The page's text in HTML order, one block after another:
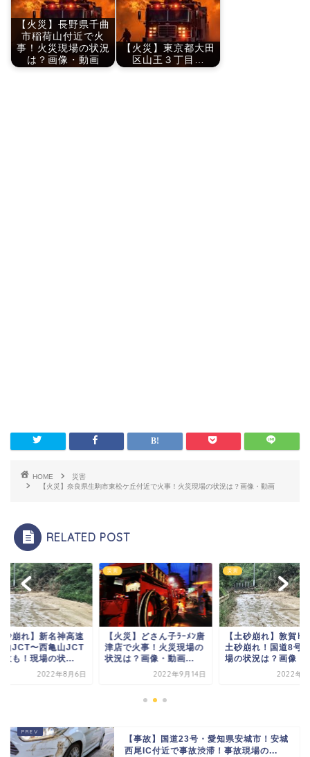
【火災】長野県千曲
市稲荷山付近で火
事！火災現場の状況
は？画像・動画
【火災】東京都大田
区山王３丁目…
HOME
災害
【火災】奈良県生駒市東松ケ丘付近で火事！火災現場の状況は？画像・動画
RELATED POST
砂崩れ】新名神高速
山JCT〜西亀山JCT
故も！現場の状...
2022年8月6日
災害
【火災】どさん子ﾗｰﾒﾝ唐
津店で火事！火災現場の
状況は？画像・動画...
2022年9月14日
災害
【土砂崩れ】敦賀ﾄﾝ
土砂崩れ！国道8号
場の状況は？画像・
2022年8
【事故】国道23号・愛知県安城市！安城
西尾IC付近で事故渋滞！事故現場の...